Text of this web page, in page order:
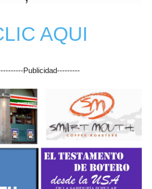
AQUI
Publicidad---------